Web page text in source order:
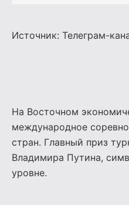
Источник: Телеграм-
На Восточном
международное
стран. Главный приз
Владимира Путина,
уровне.